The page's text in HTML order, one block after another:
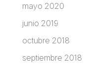
mayo 2020
junio 2019
octubre 2018
septiembre 2018